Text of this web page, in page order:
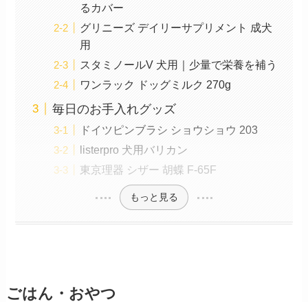
るカバー
グリニーズ デイリーサプリメント 成犬
用
スタミノールV 犬用｜少量で栄養を補う
ワンラック ドッグミルク 270g
毎日のお手入れグッズ
ドイツピンブラシ ショウショウ 203
listerpro 犬用バリカン
東京理器 シザー 胡蝶 F-65F
もっと見る
ごはん・おやつ